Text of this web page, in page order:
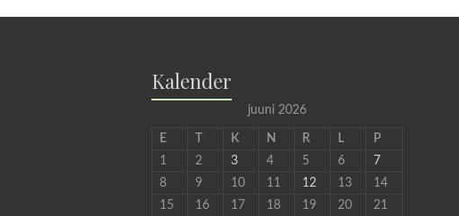
Kalender
juuni 2026
E K N R L
P
1
2 3 4 5 6
7
8
9 10 11 12 13
14
15
16 17 18 19 20 21